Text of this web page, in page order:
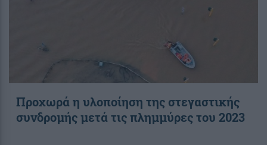
Προχωρά η υλοποίηση της στεγαστικής
συνδρομής μετά τις πλημμύρες του 2023